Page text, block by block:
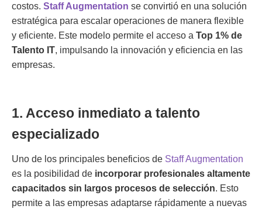
costos. Staff Augmentation se convirtió en una solución
estratégica para escalar operaciones de manera flexible
y eficiente. Este modelo permite el acceso a Top 1% de
Talento IT, impulsando la innovación y eficiencia en las
empresas.
1. Acceso inmediato a talento
especializado
Uno de los principales beneficios de Staff Augmentation
es la posibilidad de incorporar profesionales altamente
capacitados sin largos procesos de selección. Esto
permite a las empresas adaptarse rápidamente a nuevas